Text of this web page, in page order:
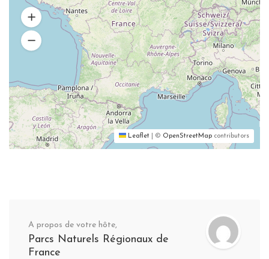
Leaflet © OpenStreetMap contributors
A propos de votre hôte,
Parcs Naturels Régionaux de
France